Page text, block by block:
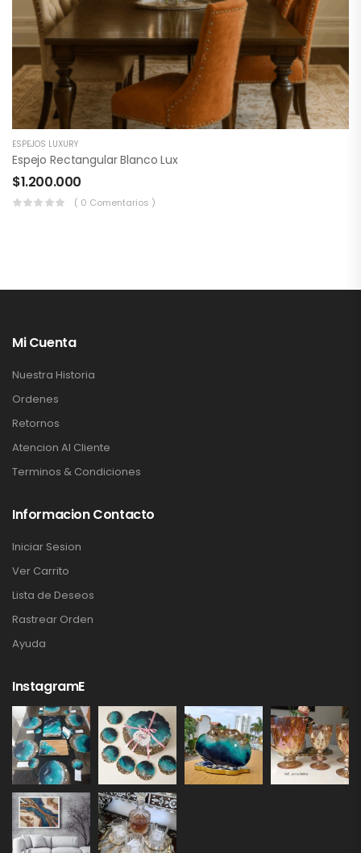
ESPEJOS LUXURY
Espejo Rectangular Blanco Lux
$1.200.000
( 0 Comentarios )
Mi Cuenta
Nuestra Historia
Ordenes
Retornos
Atencion Al Cliente
Terminos & Condiciones
Informacion Contacto
Iniciar Sesion
Ver Carrito
Lista de Deseos
Rastrear Orden
Ayuda
InstagramE